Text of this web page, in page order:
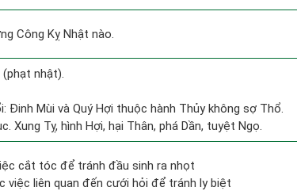
Công Kỵ Nhật nào.
(phạt nhật).
Đinh Mùi và Quý Hợi thuộc hành Thủy không sợ Thổ.
Xung Tỵ, hình Hợi, hại Thân, phá Dần, tuyệt Ngọ.
cắt tóc để tránh đầu sinh ra nhọt
việc liên quan đến cưới hỏi để tránh ly biệt